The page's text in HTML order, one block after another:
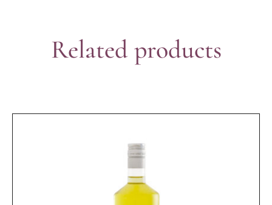
Related products